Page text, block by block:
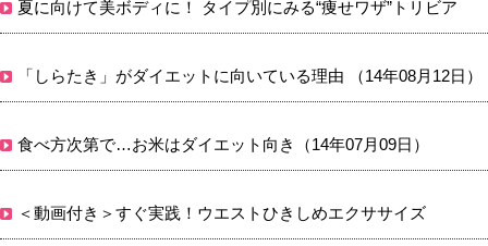
夏に向けて美ボディに！ タイプ別にみる“痩せワザ”トリビア
「しらたき」がダイエットに向いている理由 （14年08月12日）
食べ方次第で…お米はダイエット向き（14年07月09日）
＜動画付き＞すぐ実践！ウエストひきしめエクササイズ